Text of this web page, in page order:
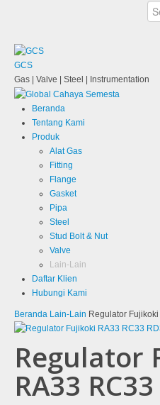
GCS
Gas | Valve | Steel | Instrumentation
Beranda
Tentang Kami
Produk
Alat Gas
Fitting
Flange
Gasket
Pipa
Steel
Stud Bolt & Nut
Valve
Lain-Lain
Daftar Klien
Hubungi Kami
Beranda Lain-Lain Regulator
Regulator
RA33